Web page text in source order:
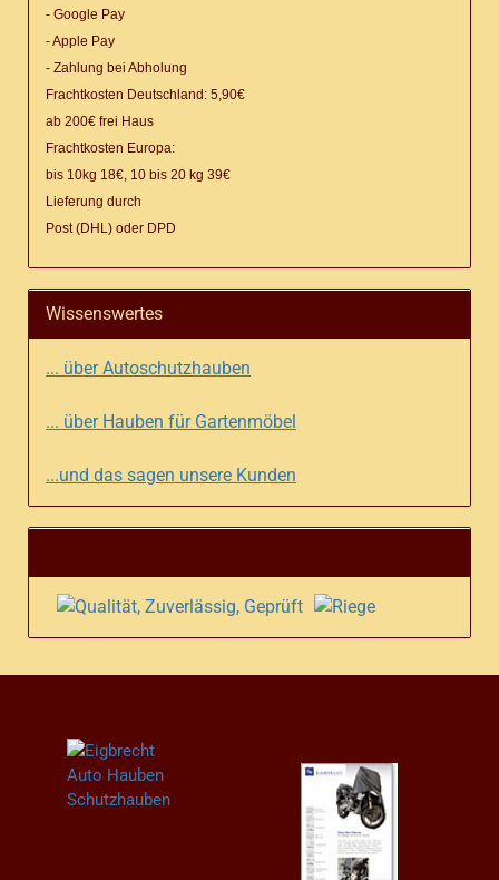
- Google Pay
- Apple Pay
- Zahlung bei Abholung
Frachtkosten Deutschland: 5,90€
ab 200€ frei Haus
Frachtkosten Europa:
bis 10kg 18€, 10 bis 20 kg 39€
Lieferung durch
Post (DHL) oder DPD
Wissenswertes
... über Autoschutzhauben
... über Hauben für Gartenmöbel
...und das sagen unsere Kunden